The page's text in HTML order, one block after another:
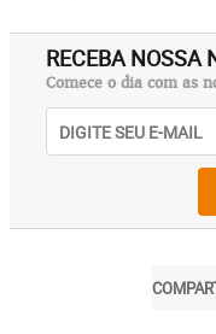
RECEBA NOSSA
Comece o dia com as